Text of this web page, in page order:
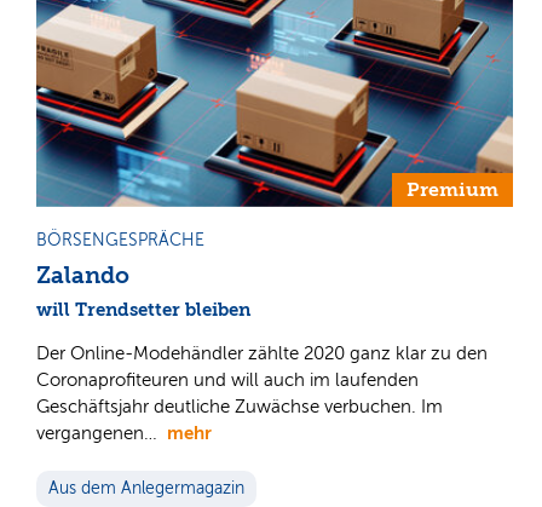
Premium
BÖRSENGESPRÄCHE
Zalando
will Trendsetter bleiben
Der Online-Modehändler zählte 2020 ganz klar zu den
Coronaprofiteuren und will auch im laufenden
Geschäftsjahr deutliche Zuwächse verbuchen. Im
vergangenen… mehr
Aus dem Anlegermagazin